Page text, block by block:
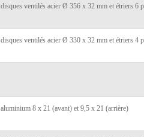
disques ventilés acier Ø 356 x 32 mm et étriers 6
disques ventilés acier Ø 330 x 32 mm et étriers 4
aluminium 8 x 21 (avant) et 9,5 x 21 (arrière)